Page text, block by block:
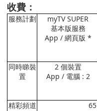
收費：
服務計劃
myTV SUPER
基本版服務
App / 網頁版 *
同時睇裝
置
2 個裝置
App / 電腦: 2
精彩頻道
65